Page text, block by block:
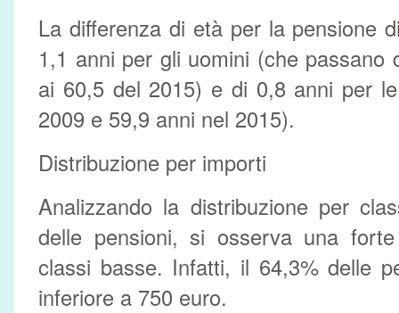
La differenza di età per la pensione
1,1 anni per gli uomini (che passano
ai 60,5 del 2015) e di 0,8 anni per
2009 e 59,9 anni nel 2015).
Distribuzione per importi
Analizzando la distribuzione per
delle pensioni, si osserva una
classi basse. Infatti, il 64,3% delle
inferiore a 750 euro.